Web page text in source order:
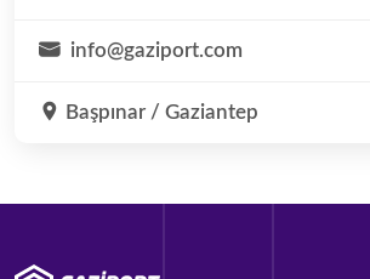
info@gaziport.com
Başpınar / Gaziantep